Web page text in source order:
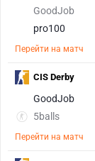
GoodJob
pro100
Перейти на матч
GoodJob
5balls
Перейти на матч
CIS Derby